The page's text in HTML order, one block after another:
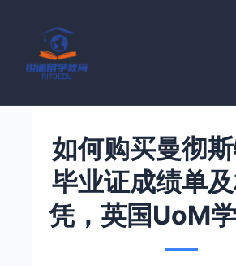
如何购买曼彻
毕业证成绩单
凭，英国UoM